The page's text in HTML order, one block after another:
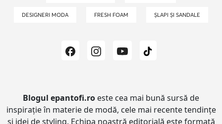
DESIGNERI MODA FRESH FOAM ȘLAPI ȘI SANDALE
Blogul epantofi.ro este cea mai bună sursă de
inspirație în materie de modă, cele mai recente tendințe
și idei de styling. Echipa noastră editorială este formată